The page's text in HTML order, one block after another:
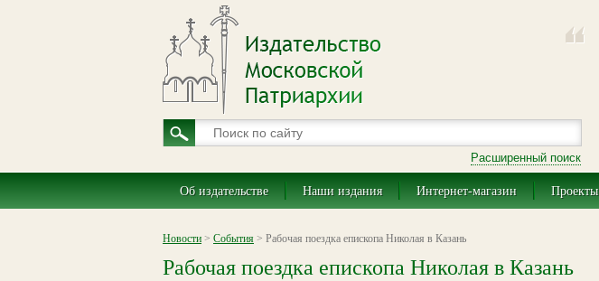
Расширенный поиск
Об издательстве Наши издания Интернет-магазин Проекты
Новости > События > Рабочая поездка епископа Николая в Казань
Рабочая поездка епископа Николая в Казань